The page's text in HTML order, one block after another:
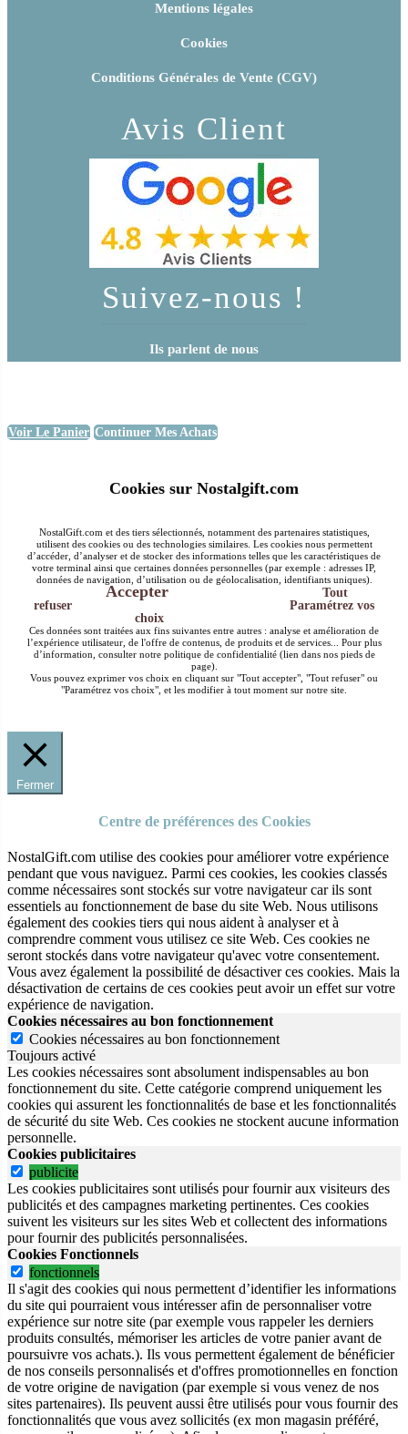
Mentions légales
Cookies
Conditions Générales de Vente (CGV)
Avis Client
Suivez-nous !
Ils parlent de nous
Voir Le Panier Continuer Mes Achats
Cookies sur Nostalgift.com
NostalGift.com et des tiers sélectionnés, notamment des partenaires statistiques,
utilisent des cookies ou des technologies similaires. Les cookies nous permettent
d’accéder, d’analyser et de stocker des informations telles que les caractéristiques de
votre terminal ainsi que certaines données personnelles (par exemple : adresses IP,
données de navigation, d’utilisation ou de géolocalisation, identifiants uniques).
Accepter
Tout
refuser
Paramétrez vos
choix
Ces données sont traitées aux fins suivantes entre autres : analyse et amélioration de
l’expérience utilisateur, de l'offre de contenus, de produits et de services... Pour plus
d’information, consulter notre politique de confidentialité (lien dans nos pieds de
page).
Vous pouvez exprimer vos choix en cliquant sur "Tout accepter", "Tout refuser" ou
"Paramétrez vos choix", et les modifier à tout moment sur notre site.
Fermer
Centre de préférences des Cookies
NostalGift.com utilise des cookies pour améliorer votre expérience
pendant que vous naviguez. Parmi ces cookies, les cookies classés
comme nécessaires sont stockés sur votre navigateur car ils sont
essentiels au fonctionnement de base du site Web. Nous utilisons
également des cookies tiers qui nous aident à analyser et à
comprendre comment vous utilisez ce site Web. Ces cookies ne
seront stockés dans votre navigateur qu'avec votre consentement.
Vous avez également la possibilité de désactiver ces cookies. Mais la
désactivation de certains de ces cookies peut avoir un effet sur votre
expérience de navigation.
Cookies nécessaires au bon fonctionnement
Cookies nécessaires au bon fonctionnement
Toujours activé
Les cookies nécessaires sont absolument indispensables au bon
fonctionnement du site. Cette catégorie comprend uniquement les
cookies qui assurent les fonctionnalités de base et les fonctionnalités
de sécurité du site Web. Ces cookies ne stockent aucune information
personnelle.
Cookies publicitaires
publicite
Les cookies publicitaires sont utilisés pour fournir aux visiteurs des
publicités et des campagnes marketing pertinentes. Ces cookies
suivent les visiteurs sur les sites Web et collectent des informations
pour fournir des publicités personnalisées.
Cookies Fonctionnels
fonctionnels
Il s'agit des cookies qui nous permettent d’identifier les informations
du site qui pourraient vous intéresser afin de personnaliser votre
expérience sur notre site (par exemple vous rappeler les derniers
produits consultés, mémoriser les articles de votre panier avant de
poursuivre vos achats.). Ils vous permettent également de bénéficier
de nos conseils personnalisés et d'offres promotionnelles en fonction
de votre origine de navigation (par exemple si vous venez de nos
sites partenaires). Ils peuvent aussi être utilisés pour vous fournir des
fonctionnalités que vous avez sollicités (ex mon magasin préféré,